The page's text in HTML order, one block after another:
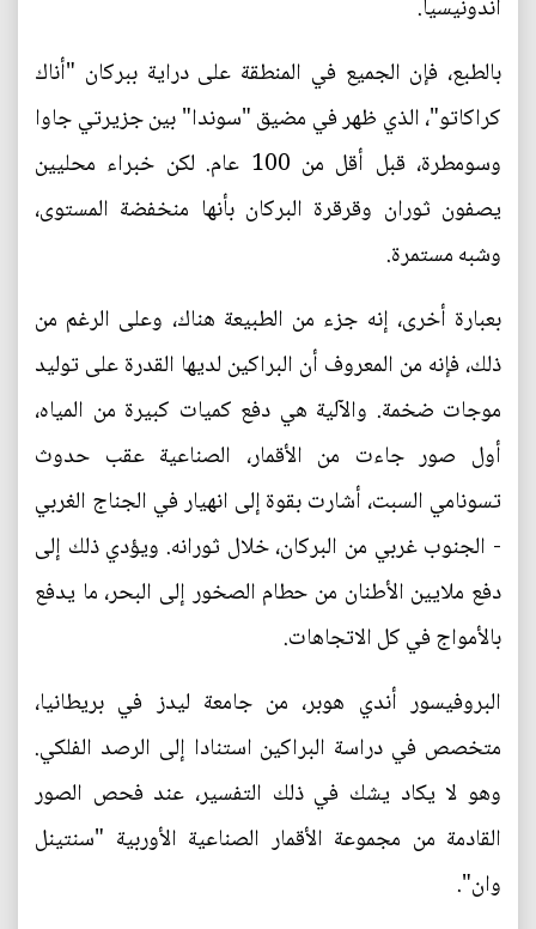
أندونيسيا.
بالطبع، فإن الجميع في المنطقة على دراية ببركان "أناك
كراكاتو"، الذي ظهر في مضيق "سوندا" بين جزيرتي جاوا
وسومطرة، قبل أقل من 100 عام. لكن خبراء محليين
يصفون ثوران وقرقرة البركان بأنها منخفضة المستوى،
وشبه مستمرة.
بعبارة أخرى، إنه جزء من الطبيعة هناك، وعلى الرغم من
ذلك، فإنه من المعروف أن البراكين لديها القدرة على توليد
موجات ضخمة. والآلية هي دفع كميات كبيرة من المياه،
أول صور جاءت من الأقمار، الصناعية عقب حدوث
تسونامي السبت، أشارت بقوة إلى انهيار في الجناج الغربي
- الجنوب غربي من البركان، خلال ثورانه. ويؤدي ذلك إلى
دفع ملايين الأطنان من حطام الصخور إلى البحر، ما يدفع
بالأمواج في كل الاتجاهات.
البروفيسور أندي هوبر، من جامعة ليدز في بريطانيا،
متخصص في دراسة البراكين استنادا إلى الرصد الفلكي.
وهو لا يكاد يشك في ذلك التفسير، عند فحص الصور
القادمة من مجموعة الأقمار الصناعية الأوربية "سنتينل
وان".